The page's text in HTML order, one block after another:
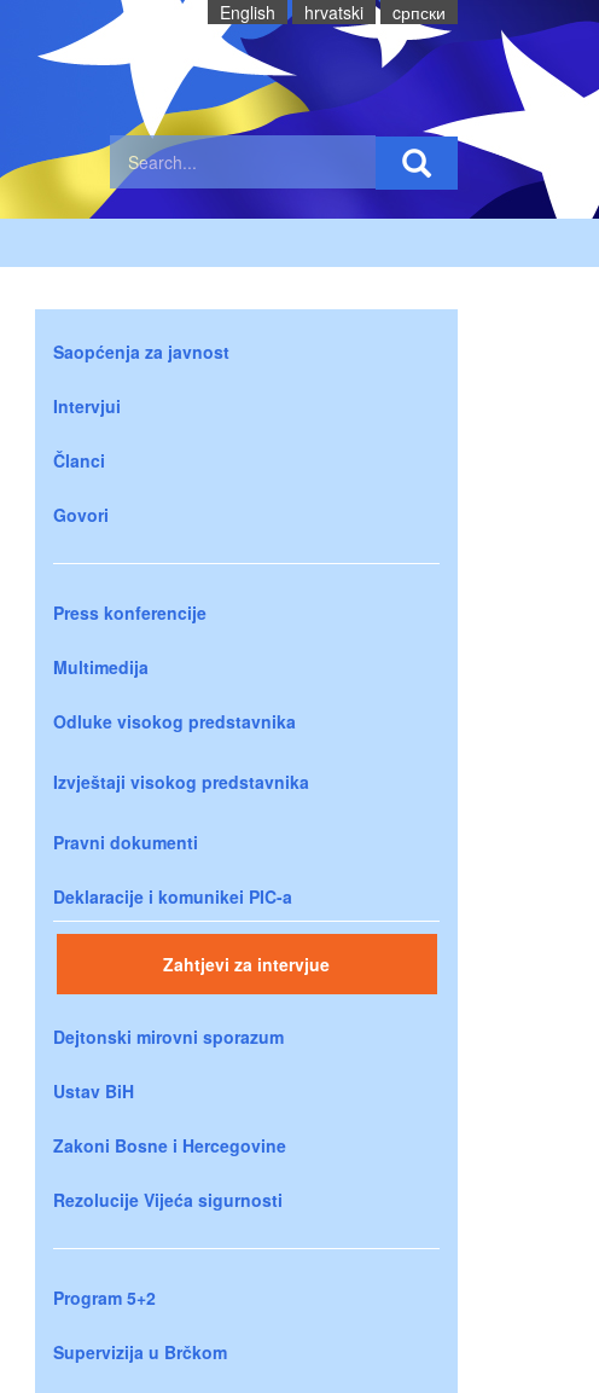
English hrvatski cрпски
Saopćenja za javnost
Intervjui
Članci
Govori
Press konferencije
Multimedija
Odluke visokog predstavnika
Izvještaji visokog predstavnika
Pravni dokumenti
Deklaracije i komunikei PIC-a
Zahtjevi za intervjue
Dejtonski mirovni sporazum
Ustav BiH
Zakoni Bosne i Hercegovine
Rezolucije Vijeća sigurnosti
Program 5+2
Supervizija u Brčkom